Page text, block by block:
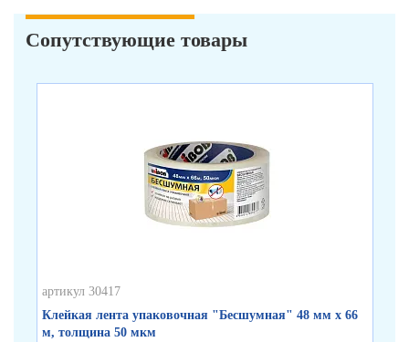
Сопутствующие товары
артикул 30417
Клейкая лента упаковочная "Бесшумная" 48 мм х 66
м, толщина 50 мкм